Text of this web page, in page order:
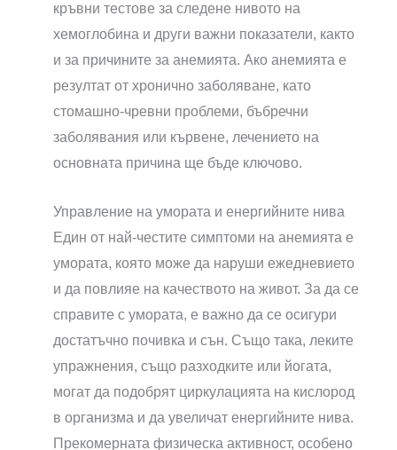
кръвни тестове за следене нивото на
хемоглобина и други важни показатели, както
и за причините за анемията. Ако анемията е
резултат от хронично заболяване, като
стомашно-чревни проблеми, бъбречни
заболявания или кървене, лечението на
основната причина ще бъде ключово.
Управление на умората и енергийните нива
Един от най-честите симптоми на анемията е
умората, която може да наруши ежедневието
и да повлияе на качеството на живот. За да се
справите с умората, е важно да се осигури
достатъчно почивка и сън. Също така, леките
упражнения, също разходките или йогата,
могат да подобрят циркулацията на кислород
в организма и да увеличат енергийните нива.
Прекомерната физическа активност, особено